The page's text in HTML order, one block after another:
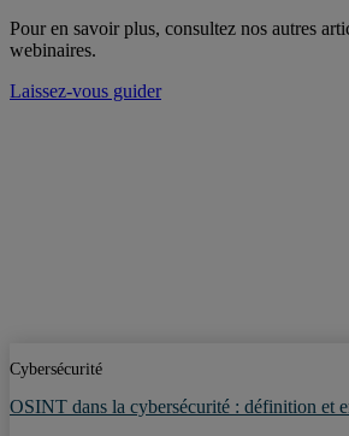
Pour en savoir plus, consultez nos autres
webinaires.
Laissez-vous guider
Cybersécurité
OSINT dans la cybersécurité : définition et